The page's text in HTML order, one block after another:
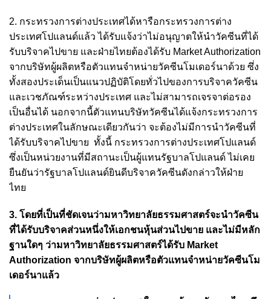
2. กระทรวงการต่างประเทศได้หารือกระทรวงการต่าง
ประเทศโปแลนด์แล้ว ได้รับแจ้งว่าไม่อนุญาตให้นำวัคซีนที่ได้
รับบริจาคไปขาย และฝ่ายไทยต้องได้รับ Market Authorization
จากบริษัทผู้ผลิตหรือตัวแทนจำหน่ายวัคซีนโมเดอร์นาด้วย ซึ่ง
ทั้งสองประเด็นเป็นแนวปฏิบัติโดยทั่วไปของการบริจาควัคซีน
และเวชภัณฑ์ระหว่างประเทศ และไม่สามารถเจรจาต่อรอง
เป็นอื่นได้ นอกจากนี้ตัวแทนบริษัทวัคซีนได้แจ้งกระทรวงการ
ต่างประเทศในลักษณะเดียวกันว่า จะต้องไม่มีการนำวัคซีนที่
ได้รับบริจาคไปขาย ทั้งนี้ กระทรวงการต่างประเทศโปแลนด์
ซึ่งเป็นหน่วยงานที่มีสถานะเป็นผู้แทนรัฐบาลโปแลนด์ ไม่เคย
ยืนยันว่ารัฐบาลโปแลนด์ยินดีบริจาควัคซีนดังกล่าวให้ฝ่าย
ไทย
3. โดยที่เป็นที่ชัดเจนว่ามหาวิทยาลัยธรรมศาสตร์จะนำวัคซีน
ที่ได้รับบริจาคส่วนหนึ่งให้เอกชนหุ้นส่วนไปขาย และไม่มีหลัก
ฐานใดๆ ว่ามหาวิทยาลัยธรรมศาสตร์ได้รับ Market
Authorization จากบริษัทผู้ผลิตหรือตัวแทนจำหน่ายวัคซีนโม
เดอร์นาแล้ว